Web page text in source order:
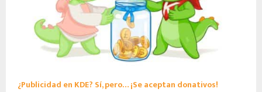
¿Publicidad en KDE? Sí, pero… ¡Se aceptan donativos!